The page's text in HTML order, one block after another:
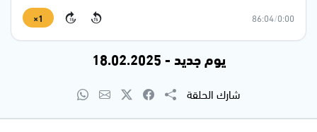
0:00
/
86:04
15
15
1×
يوم جديد - 18.02.2025
شارك الحلقة